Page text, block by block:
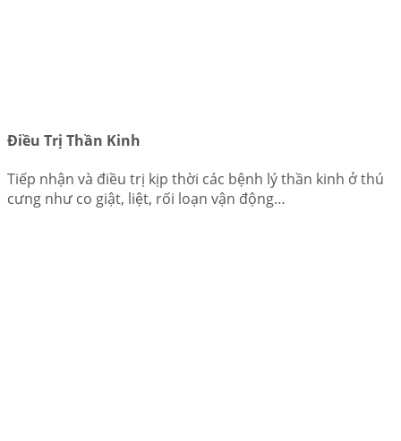
Điều Trị Thần Kinh
Tiếp nhận và điều trị kịp thời các bệnh lý thần kinh ở thú
cưng như co giật, liệt, rối loạn vận động…